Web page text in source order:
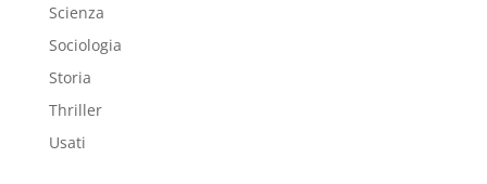
Scienza
Sociologia
Storia
Thriller
Usati